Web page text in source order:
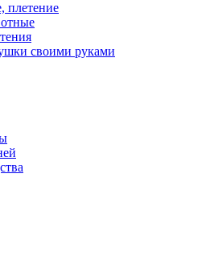
плетение
своими руками